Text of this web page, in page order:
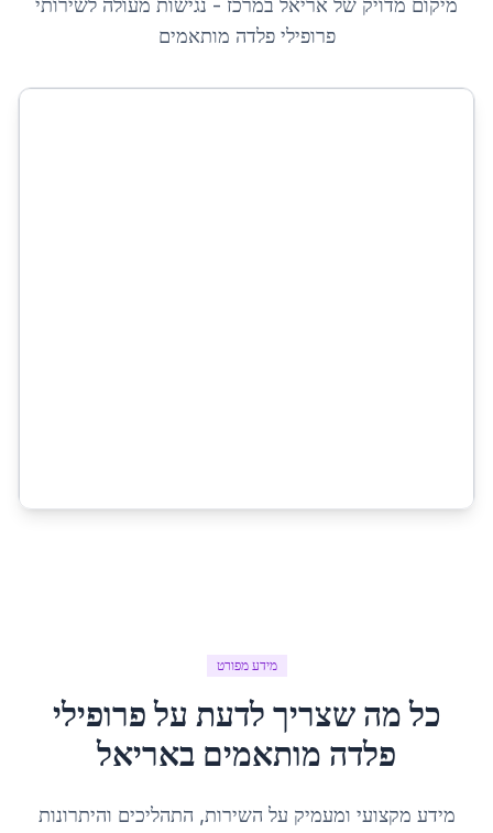
מיקום מדויק של אריאל במרכז - נגישות מעולה לשירותי
פרופילי פלדה מותאמים
מידע מפורט
כל מה שצריך לדעת עלפרופילי
פלדה מותאמים באריאל
מידע מקצועי ומעמיק על השירות, התהליכים והיתרונות